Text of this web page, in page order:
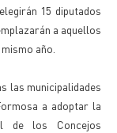
15 diputados
a aquellos
año.
las municipalidades
a adoptar la
de los Concejos